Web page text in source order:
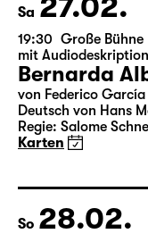
Sa 27.02.
19:30 Große Bühne
mit Audiodeskription
Bernarda
Regie: Salome
Karten